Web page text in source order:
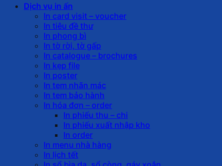
Dịch vụ in ấn
In card visit – voucher
In tiêu đề thư
In phong bì
In tờ rời, tờ gấp
In catalogue – brochures
In kẹp file
In poster
In tem nhãn mác
In tem bảo hành
In hóa đơn – order
In phiếu thu – chi
In phiếu xuất nhập kho
In order
In menu nhà hàng
In lịch tết